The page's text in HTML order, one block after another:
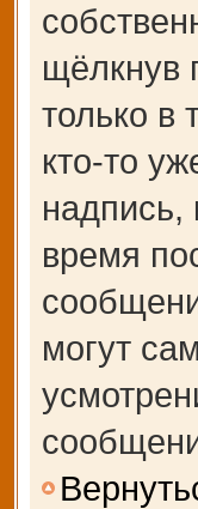
щёлкнув
только в
кто-то
надпись,
время
могут